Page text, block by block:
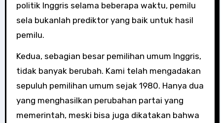
politik Inggris selama beberapa waktu, pemilu
sela bukanlah prediktor yang baik untuk hasil
pemilu.
Kedua, sebagian besar pemilihan umum Inggris,
tidak banyak berubah. Kami telah mengadakan
sepuluh pemilihan umum sejak 1980. Hanya dua
yang menghasilkan perubahan partai yang
memerintah, meski bisa juga dikatakan bahwa